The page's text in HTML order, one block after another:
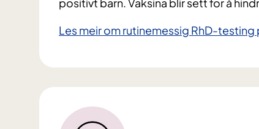
positivt barn. Vaksina blir sett for å
Les meir om rutinemessig RhD-